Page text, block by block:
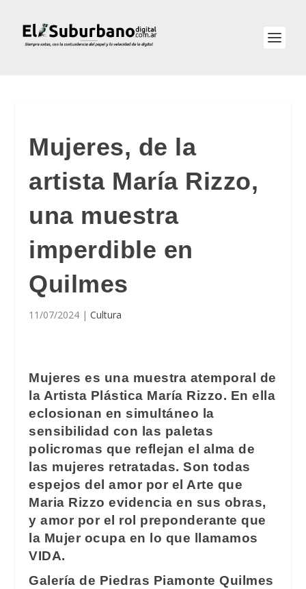
Mujeres, de la
artista María Rizzo,
una muestra
imperdible en
Quilmes
11/07/2024 |Cultura
Mujeres es una muestra atemporal de
la Artista Plástica María Rizzo. En ella
eclosionan en simultáneo la
sensibilidad con las paletas
policromas que reflejan el alma de
las mujeres retratadas. Son todas
espejos del amor por el Arte que
Maria Rizzo evidencia en sus obras,
y amor por el rol preponderante que
la Mujer ocupa en lo que llamamos
VIDA.
Galería de Piedras Piamonte Quilmes